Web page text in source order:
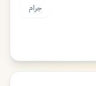
جرام